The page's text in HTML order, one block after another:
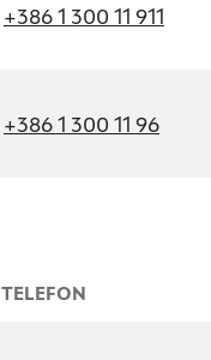
+386 1 300 11 911
+386 1 300 11 96
TELEFON